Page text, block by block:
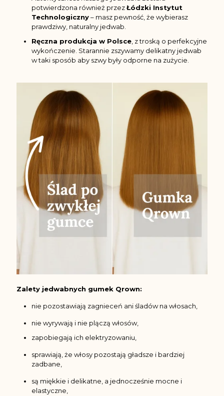
potwierdzona również przezŁódzki Instytut
Technologiczny– masz pewność, że wybierasz
prawdziwy, naturalny jedwab.
Ręczna produkcja w Polsce, z troską o perfekcyjne
wykończenie. Starannie zszywamy delikatny jedwab
w taki sposób aby szwy były odporne na zużycie.
Zalety jedwabnych gumek Qrown:
nie pozostawiają zagnieceń ani śladów na włosach,
nie wyrywają i nie plączą włosów,
zapobiegają ich elektryzowaniu,
sprawiają, że włosy pozostają gładsze i bardziej
zadbane,
są miękkie i delikatne, a jednocześnie mocne i
elastyczne,